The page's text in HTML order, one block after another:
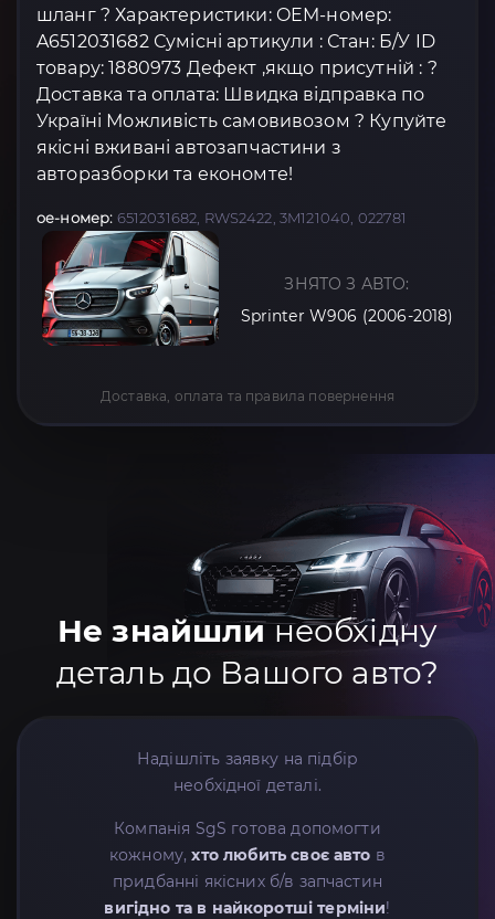
шланг ? Характеристики: OEM-номер:
A6512031682 Сумісні артикули : Стан: Б/У ID
товару: 1880973 Дефект ,якщо присутній : ?
Доставка та оплата: Швидка відправка по
Україні Можливість самовивозом ? Купуйте
якісні вживані автозапчастини з
авторазборки та економте!
oe-номер: 6512031682, RWS2422, 3M121040, 022781
ЗНЯТО З АВТО:
Sprinter W906 (2006-2018)
Доставка, оплата та правила повернення
Не знайшлинеобхідну
деталь до Вашого авто?
Надішліть заявку на підбір
необхідної деталі.
Компанія SgS готова допомогти
кожному,хто любить своє авто в
придбанні якісних б/в запчастин
вигідно та в найкоротші терміни!